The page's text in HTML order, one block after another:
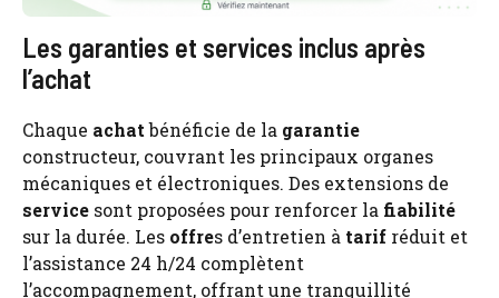
Les garanties et services inclus après
l’achat
Chaque achatbénéficie de la garantie
constructeur, couvrant les principaux organes
mécaniques et électroniques. Des extensions de
service sont proposées pour renforcer la fiabilité
sur la durée. Les offres d’entretien à tarif réduit et
l’assistance 24 h/24 complètent
l’accompagnement, offrant une tranquillité